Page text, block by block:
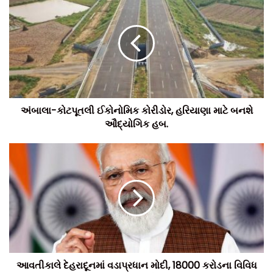
રહેઠાણ,બાગ–બગીચાનું
નોંધનીય છેકે, આ 8 ટાઉન પ્લાનિંગ સ્કીમ મંજૂર થતા સંપાદિત જમીન
પર સંબંધિત સત્તામંડળ જાહેર સુવિધા અને વિકાસ કામો કરી શકશે. આ
ચાર શહેરોમાં સંપાદિત જમીન પર સામાજિક અને આર્થિક રીતે નબળા
વર્ગના લોકોના રહેઠાણ, ખુલ્લી જગ્યા, બાગ-બગીચાનું નિર્માણ થઈ
શકશે તેમજ આંતરમાળખાકીય સવલતોના ખર્ચને પહોંચી વળવા વેચાણ
માટેની જમીન પણ ઉપલબ્ધ બનશે. ચાર શહેરોની કુલ 8 ટાઉન પ્લાનિંગ
સ્કીમો મંજૂર થતા રાજ્યના નગરોના સુગ્રથિત અને સુઆયોજિત
ઝડપી વિકાસની નેમ સાકાર થશે.
અંબાલા-કોટપૂતલી ઈકોનોમિક કોરીડોર, હરિયાણા માટે બનશે
ઔદ્યોગિક હબ.
આવતીકાલે દેહરાદૂનમાં વડાપ્રધાન મોદી, 18000 કરોડના વિવિધ